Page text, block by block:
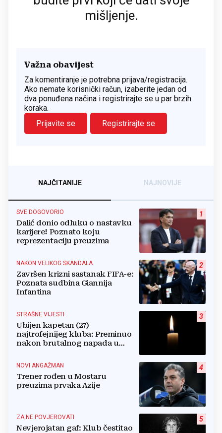
mišljenje.
Važna obavijest
Za komentiranje je potrebna prijava/registracija.
Ako nemate korisnički račun, izaberite jedan od
dva ponuđena načina i registrirajte se u par brzih
koraka.
Prijavite se
Registrirajte se
NAJČITANIJE NAJNOVIJE
1
SVE DOGOVORIO
Dalić donio odluku o nastavku
karijere! Poznato koju
reprezentaciju preuzima
2
NAKON VELIKOG SKANDALA
Završen krizni sastanak FIFA-e:
Poznata sudbina Giannija
Infantina
3
STRAŠNE VIJESTI
Ubijen kapetan (27)
najtrofejnijeg kluba: Preminuo
nakon brutalnog napada u
4
NOVI ANGAŽMAN
Trener rođen u Mostaru
preuzima prvaka Azije
5
ZA NE POVJEROVATI
Nevjerojatan gaf: Klub čestitao